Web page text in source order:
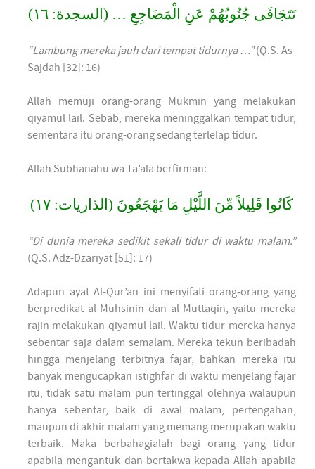
تَتَجَافَى جُنُوبُهُمْ عَنِ الْمَضَاجِعِ … (السجدة: ١٦)
“Lambung mereka jauh dari tempat tidurnya …”(Q.S. As-
Sajdah [32]: 16)
Allah memuji orang-orang Mukmin yang melakukan
qiyamul lail. Sebab, mereka meninggalkan tempat tidur,
sementara itu orang-orang sedang terlelap tidur.
Allah Subhanahu wa Ta’ala berfirman:
كَانُوا قَلِيلاً مِّنَ اللَّيْلِ مَا يَهْجَعُونَ (الذاريات: ١٧)
“Di dunia mereka sedikit sekali tidur di waktu malam.”
(Q.S. Adz-Dzariyat [51]: 17)
Adapun ayat Al-Qur’an ini menyifati orang-orang yang
berpredikat al-Muhsinin dan al-Muttaqin, yaitu mereka
rajin melakukan qiyamul lail. Waktu tidur mereka hanya
sebentar saja dalam semalam. Mereka tekun beribadah
hingga menjelang terbitnya fajar, bahkan mereka itu
banyak mengucapkan istighfar di waktu menjelang fajar
itu, tidak satu malam pun tertinggal olehnya walaupun
hanya sebentar, baik di awal malam, pertengahan,
maupun di akhir malam yang memang merupakan waktu
terbaik. Maka berbahagialah bagi orang yang tidur
apabila mengantuk dan bertakwa kepada Allah apabila